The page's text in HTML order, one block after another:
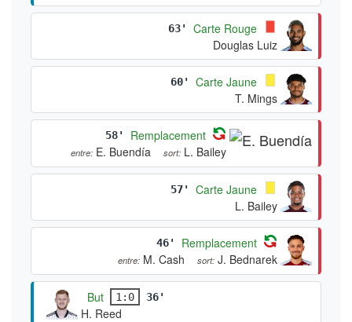
63'
Carte Rouge
Douglas Luiz
60'
Carte Jaune
T. Mings
58' Remplacement
entre: E. Buendía sort: L. Bailey
57'
Carte Jaune
L. Bailey
46' Remplacement
entre: M. Cash sort: J. Bednarek
But 1:0 36'
H. Reed